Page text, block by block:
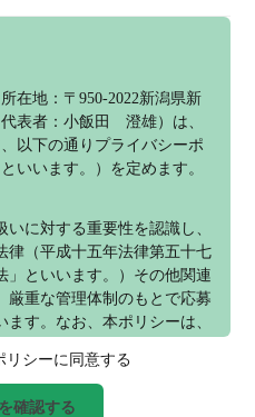
在地：〒950-2022新潟県新
表者：小飯田　澄雄）は、
以下の通りプライバシーポ
いいます。）を定めます。
に対する重要性を認識し、
律（平成十五年法律第五十七
」といいます。）その他関連
厳重な管理体制のもとで応募
す。なお、本ポリシーは、
リシーに同意する
確認する